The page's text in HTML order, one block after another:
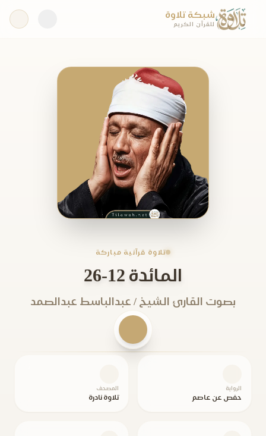
شبكة تلاوة
للقرآن الكريم
تلاوة قرآنية مباركة
المائدة 12-26
بصوت القارئ الشيخ / عبدالباسط عبدالصمد
الرواية
حفص عن عاصم
المصحف
تلاوة نادرة